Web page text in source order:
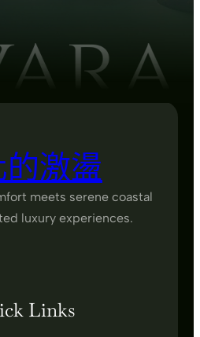
激盪
meets serene coastal
luxury experiences.
Links